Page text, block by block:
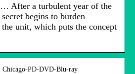
After a turbulent year of the
begins to burden
unit, which puts the concept
Chicago-PD-DVD-Blu-ray